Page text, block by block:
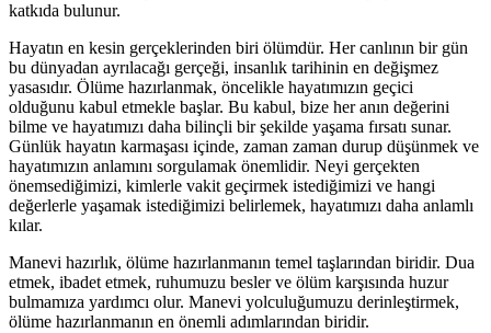
katkıda bulunur.
Hayatın en kesin gerçeklerinden biri ölümdür. Her canlının bir gün
bu dünyadan ayrılacağı gerçeği, insanlık tarihinin en değişmez
yasasıdır. Ölüme hazırlanmak, öncelikle hayatımızın geçici
olduğunu kabul etmekle başlar. Bu kabul, bize her anın değerini
bilme ve hayatımızı daha bilinçli bir şekilde yaşama fırsatı sunar.
Günlük hayatın karmaşası içinde, zaman zaman durup düşünmek ve
hayatımızın anlamını sorgulamak önemlidir. Neyi gerçekten
önemsediğimizi, kimlerle vakit geçirmek istediğimizi ve hangi
değerlerle yaşamak istediğimizi belirlemek, hayatımızı daha anlamlı
kılar.
Manevi hazırlık, ölüme hazırlanmanın temel taşlarından biridir. Dua
etmek, ibadet etmek, ruhumuzu besler ve ölüm karşısında huzur
bulmamıza yardımcı olur. Manevi yolculuğumuzu derinleştirmek,
ölüme hazırlanmanın en önemli adımlarından biridir.